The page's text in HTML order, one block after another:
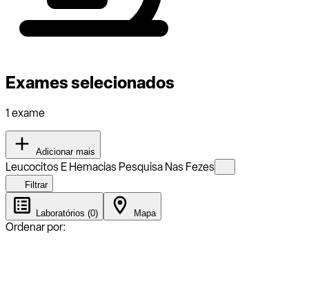
Exames selecionados
1 exame
Adicionar mais
Leucocitos E Hemacias Pesquisa Nas Fezes
Filtrar
Laboratórios (0) Mapa
Ordenar por: